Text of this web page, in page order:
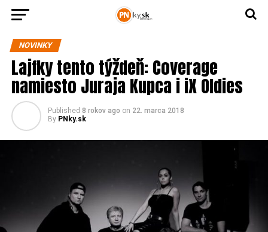
NOVINKY
Lajfky tento týždeň: Coverage
namiesto Juraja Kupca i iX Oldies
Published 8 rokov ago on 22. marca 2018
By PNky.sk